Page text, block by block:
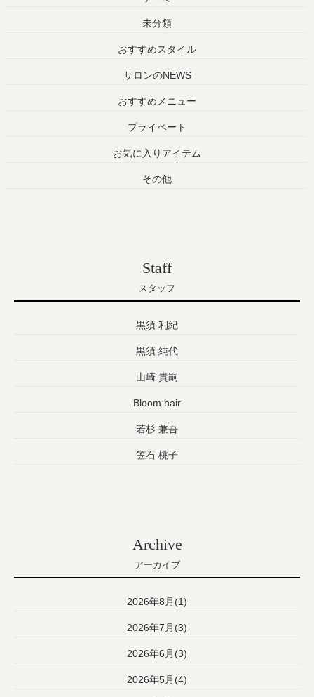
未分類
おすすめスタイル
サロンのNEWS
おすすめメニュー
プライベート
お気に入りアイテム
その他
Staff
スタッフ
黒須 利紀
黒須 純代
山崎 貴嗣
Bloom hair
若杉 兼吾
笠石 桃子
Archive
アーカイブ
2026年8月(1)
2026年7月(3)
2026年6月(3)
2026年5月(4)